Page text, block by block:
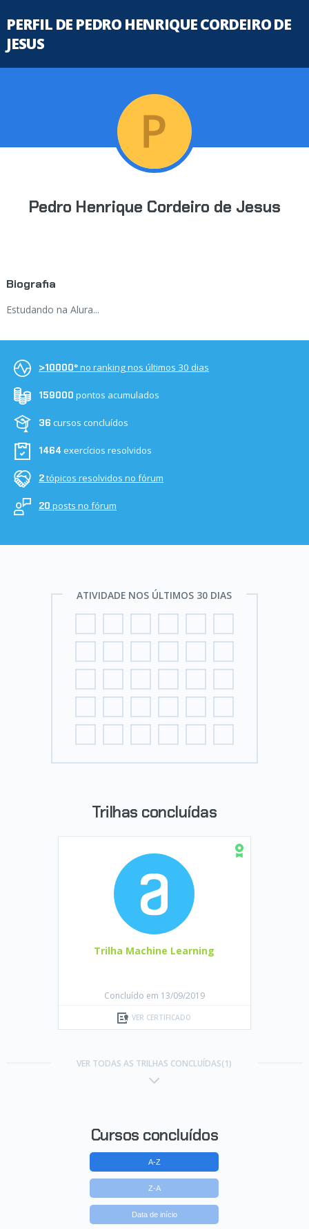
PERFIL DE PEDRO HENRIQUE CORDEIRO DE
JESUS
Pedro Henrique Cordeiro de Jesus
Biografia
Estudando na Alura...
>10000ºno ranking nos últimos 30 dias
159000 pontos acumulados
36 cursos concluídos
1464exercícios resolvidos
2tópicos resolvidos no fórum
20 posts no fórum
ATIVIDADE NOS ÚLTIMOS 30 DIAS
Trilhas concluídas
Trilha Machine Learning
Concluído em 13/09/2019
VER CERTIFICADO
VER TODAS AS TRILHAS CONCLUÍDAS(1)
Cursos concluídos
A-Z
Z-A
Data de início